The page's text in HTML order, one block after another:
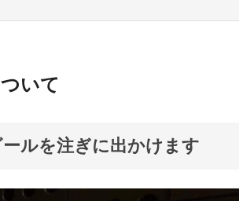
いて
ルを注ぎに出かけます